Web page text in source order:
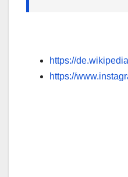
https://
https://